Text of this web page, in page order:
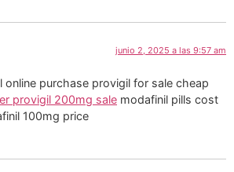
junio 2, 2025 a las 9:57 am
online purchase provigil for sale cheap
provigil 200mg sale modafinil pills cost
100mg price